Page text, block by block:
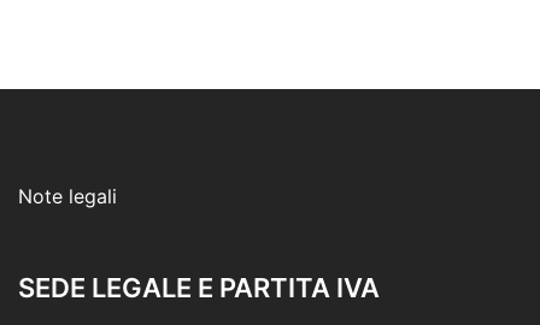
Note legali
SEDE LEGALE E PARTITA IVA